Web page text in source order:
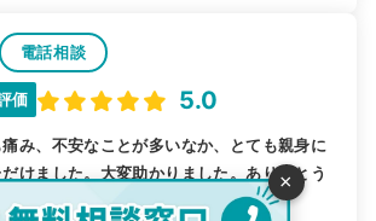
電話相談
価 5.0
み、不安なことが多いなか、とても親身に
けました。大変助かりました。ありがとう
×